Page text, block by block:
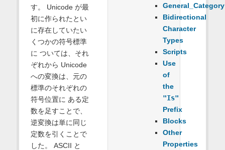
General_Category
Bidirectional
Character
Types
Scripts
Use
of
the
"Is"
Prefix
Blocks
Other
Properties
す。 Unicode が最
初に作られたとい
に存在していたい
くつかの符号標準
に ついては、それ
ぞれから Unicode
への変換は、元の
標準のそれぞれの
符号位置に ある定
数を足すことで、
逆変換は単に同じ
定数を引くことで
した。 ASCII と